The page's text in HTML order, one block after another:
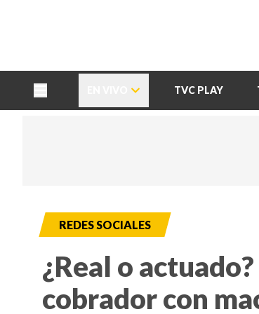
TVC PLAY
REDES SOCIALES
¿Real o
cobrador con